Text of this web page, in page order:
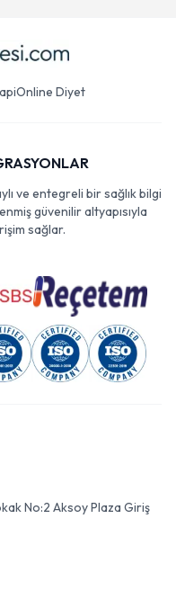
Online Diyet
ve entegreli bir sağlık bilgi
güvenilir altyapısıyla
sağlar.
No:2 Aksoy Plaza Giriş